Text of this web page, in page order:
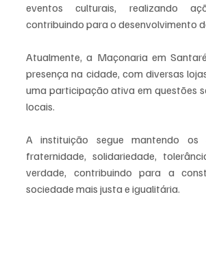
eventos culturais, realizando
contribuindo para o desenvolvimento
Atualmente, a Maçonaria em
presença na cidade, com diversas
uma participação ativa em questões
locais.
A instituição segue mantendo os
fraternidade, solidariedade,
verdade, contribuindo para a
sociedade mais justa e igualitária.